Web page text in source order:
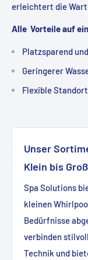
erleichtert die
Alle Vorteile auf
Platzsparend
Geringerer
Flexible
Unser
Klein bis Groß
Spa Solutions
kleinen
Bedürfnisse
verbinden
Technik und